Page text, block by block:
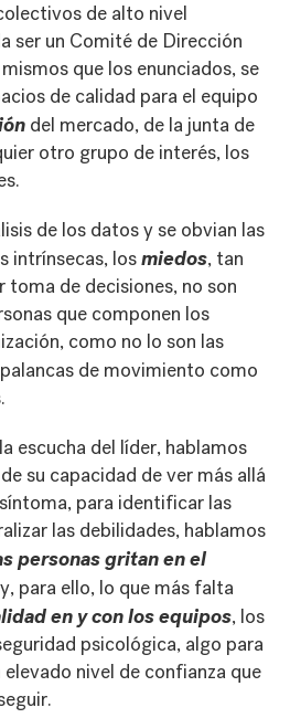
de alto nivel
ser un Comité de Dirección
que los enunciados, se
de calidad para el equipo
del mercado, de la junta de
otro grupo de interés, los
de los datos y se obvian las
intrínsecas, losmiedos, tan
toma de decisiones, no son
que componen los
como no lo son las
de movimiento como
escucha del líder, hablamos
su capacidad de ver más allá
para identificar las
las debilidades, hablamos
personas gritan en el
y, para ello, lo que más falta
en y con los equipos, los
psicológica, algo para
elevado nivel de confianza que